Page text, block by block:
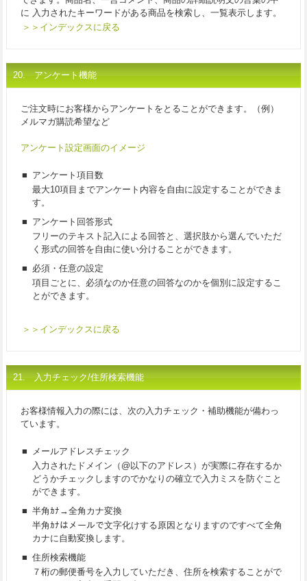
に 入力されたキーワードがある商品を検索し、一覧表示します。
＞＞インデックスに戻る
20. アンケート機能
ご注文時にお客様からアンケートをとることができます。（例）
メルマガ購読希望など
アンケート設定画面のイメージ
■ アンケート項目数
最大10項目までアンケート内容を自由に設定することができま
す。
■ アンケート回答形式
フリーのテキスト記入による回答と、選択肢から選んでいただ
く形式の回答を自由に使い分けることができます。
■ 必須・任意の設定
項目ごとに、必須なのか任意の回答なのかを個別に設定するこ
とができます。
＞＞インデックスに戻る
21. 入力チェック/住所検索機能
お客様情報入力の際には、次の入力チェック・補助機能が備わっ
ています。
■
メールアドレスチェック
入力されたドメイン（@以下のアドレス）が実際に存在するか
どうかチェックしますのでかなりの確立で入力ミスを防ぐこと
ができます。
■ 半角ｶﾅ→全角カナ変換
半角ｶﾅはメールで文字化けする原因となりますのですべて全角
カナに自動変換します。
■ 住所検索機能
７桁の郵便番号を入力していただき、住所を検索することがで